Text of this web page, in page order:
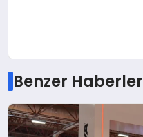
Benzer Haberler